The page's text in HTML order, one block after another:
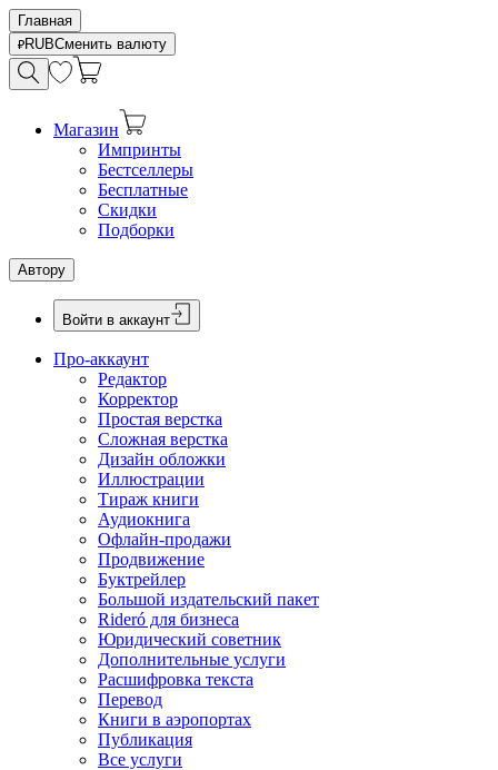
Главная
RUBСменить валюту
Магазин
Импринты
Бестселлеры
Бесплатные
Скидки
Подборки
Автору
Войти в аккаунт
Про-аккаунт
Редактор
Корректор
Простая верстка
Сложная верстка
Дизайн обложки
Иллюстрации
Тираж книги
Аудиокнига
Офлайн-продажи
Продвижение
Буктрейлер
Большой издательский пакет
Rideró для бизнеса
Юридический советник
Дополнительные услуги
Расшифровка текста
Перевод
Книги в аэропортах
Публикация
Все услуги